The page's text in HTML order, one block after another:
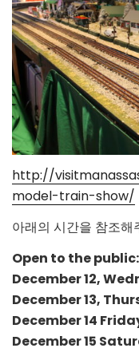
http://
model-train-show/
아래의 시간을 참조해
Open to the public:
December 12,
December 13,
December 14
December 15